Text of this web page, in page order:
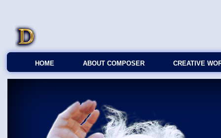
HOME ABOUT COMPOSER CREATIVE